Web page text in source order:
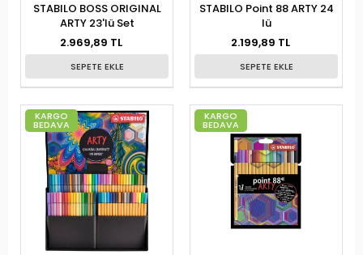
STABILO BOSS ORIGINAL
ARTY 23'lü Set
2.969,89 TL
SEPETE EKLE
STABILO Point 88 ARTY 24
lü
2.199,89 TL
SEPETE EKLE
KARGO
BEDAVA
KARGO
BEDAVA